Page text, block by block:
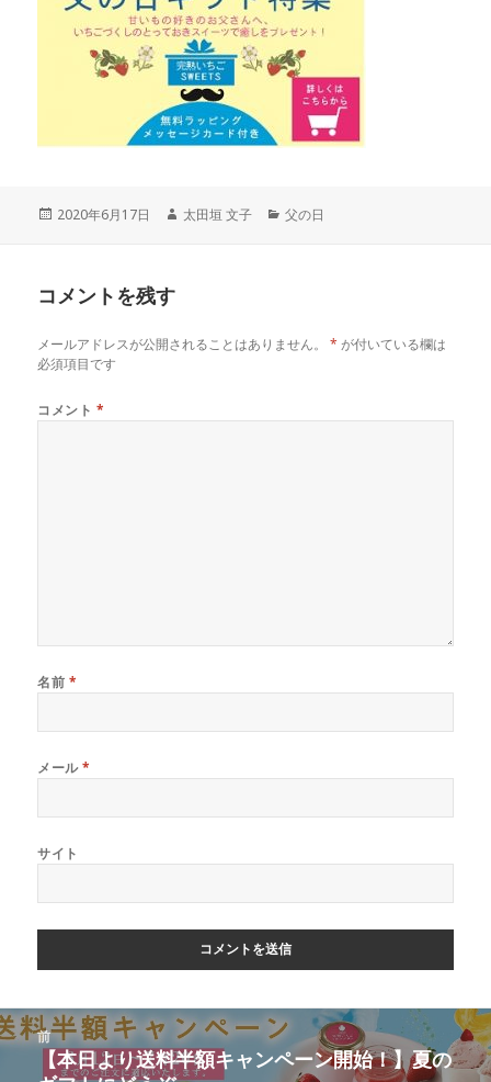
投
2020年6月17日
作
太田垣 文子
カ
父の日
コメントを残す
メールアドレスが公開されることはありません。 * が付いている欄は
必須項目です
コメント *
名前 *
メール*
サイト
投
稿
前
前【本日より送料半額キャンペーン開始！】夏の